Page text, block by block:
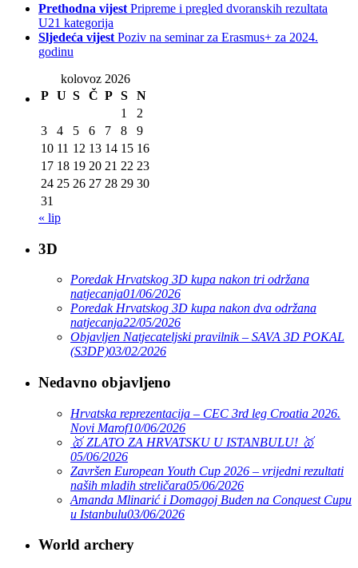
Prethodna vijest Pripreme i pregled dvoranskih rezultata
U21 kategorija
Sljedeća vijest Poziv na seminar za Erasmus+ za 2024.
godinu
kolovoz 2026
P U S Č P S
N
1
2
3
4 5 6 7 8
9
10 11 12 13 14 15 16
17 18 19 20 21 22 23
24 25 26 27 28 29 30
31
« lip
3D
Poredak Hrvatskog 3D kupa nakon tri održana
natjecanja01/06/2026
Poredak Hrvatskog 3D kupa nakon dva održana
natjecanja22/05/2026
Objavljen Natjecateljski pravilnik – SAVA 3D POKAL
(S3DP)03/02/2026
Nedavno objavljeno
Hrvatska reprezentacija – CEC 3rd leg Croatia 2026.
Novi Marof10/06/2026
🥇 ZLATO ZA HRVATSKU U ISTANBULU! 🥇
05/06/2026
Završen European Youth Cup 2026 – vrijedni rezultati
naših mladih streličara05/06/2026
Amanda Mlinarić i Domagoj Buden na Conquest Cupu
u Istanbulu03/06/2026
World archery